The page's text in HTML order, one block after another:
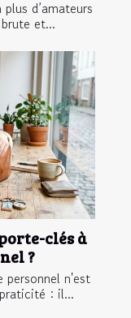
d’amateurs
et...
clés à
?
personnel n'est
: il...